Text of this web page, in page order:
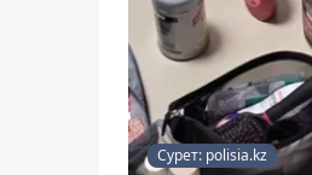
Сурет: polisia.kz